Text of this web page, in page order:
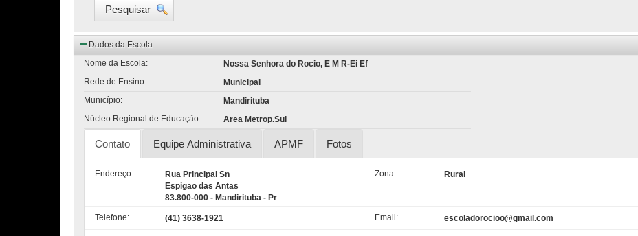
Pesquisar
Dados da Escola
Nome da Escola:
Nossa Senhora do Rocio, E M R-Ei Ef
Rede de Ensino:
Municipal
Município:
Mandirituba
Núcleo Regional de Educação:
Area Metrop.Sul
Contato Equipe Administrativa APMF Fotos
Endereço:
Rua Principal Sn
Espigao das Antas
83.800-000 - Mandirituba - Pr
Zona: Rural
Telefone: (41) 3638-1921 Email: escoladorocioo@gmail.com